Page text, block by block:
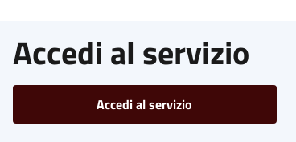
Accedi al servizio
Accedi al servizio